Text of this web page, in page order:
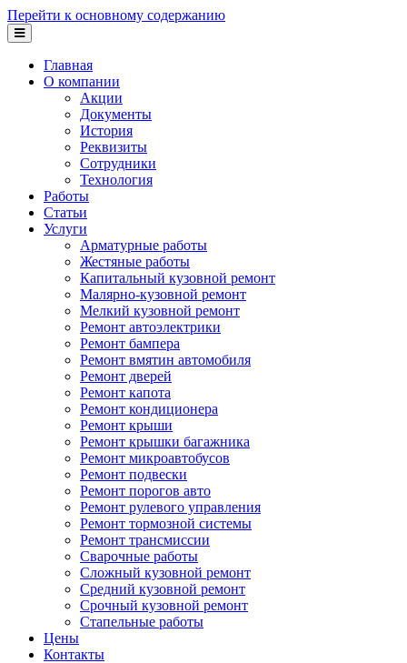
Перейти к основному содержанию
Главная
О компании
Акции
Документы
История
Реквизиты
Сотрудники
Технология
Работы
Статьи
Услуги
Арматурные работы
Жестяные работы
Капитальный кузовной ремонт
Малярно-кузовной ремонт
Мелкий кузовной ремонт
Ремонт автоэлектрики
Ремонт бампера
Ремонт вмятин автомобиля
Ремонт дверей
Ремонт капота
Ремонт кондиционера
Ремонт крыши
Ремонт крышки багажника
Ремонт микроавтобусов
Ремонт подвески
Ремонт порогов авто
Ремонт рулевого управления
Ремонт тормозной системы
Ремонт трансмиссии
Сварочные работы
Сложный кузовной ремонт
Средний кузовной ремонт
Срочный кузовной ремонт
Стапельные работы
Цены
Контакты